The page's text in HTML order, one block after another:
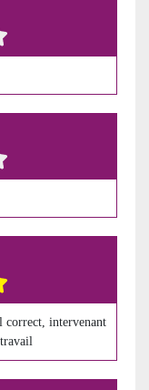
correct, intervenant